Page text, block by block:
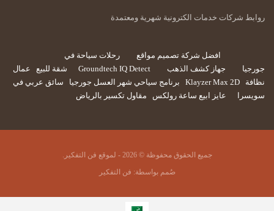
روابط شركات خدمات الكترونية شهرية ومعتمدة
افضل شركة تصميم مواقع
رحلات سياحة في
جورجيا
جهاز كشف الذهب Groundtech IQ Detect شقة للبيع
عمال
نظافة
Klayzer Max 2D برنامج سياحي شهر العسل جورجيا
سائق عربي في
سويسرا
عايز ابيع ساعة رولكس مقاول تكسير بالرياض
جميع الحقوق محفوظة © 2026 - لموقع فن التفكير.
صُمم بواسطة: فن التفكير